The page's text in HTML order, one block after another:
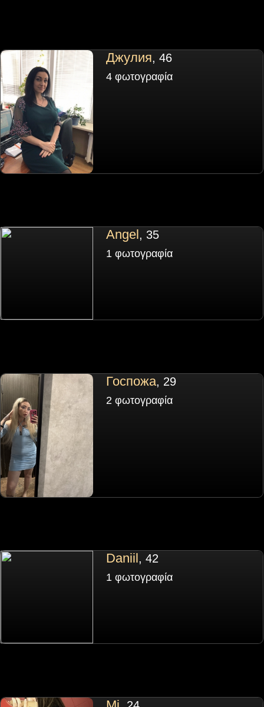
Джулия, 46
4 φωτογραφία
Angel , 35
1 φωτογραφία
Госпожа, 29
2 φωτογραφία
Daniil , 42
1 φωτογραφία